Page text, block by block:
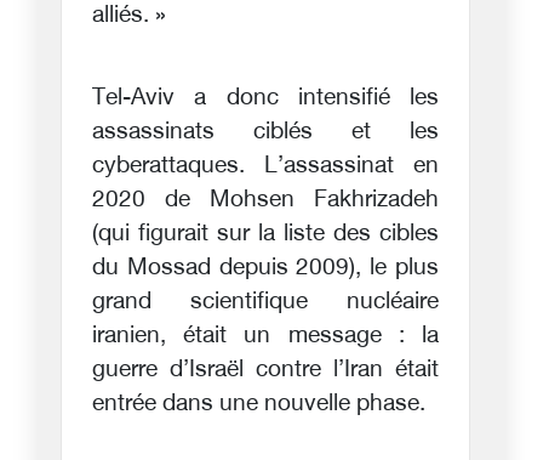
alliés. »
Tel-Aviv a donc intensifié les
assassinats ciblés et les
cyberattaques. L’assassinat en
2020 de Mohsen Fakhrizadeh
(qui figurait sur la liste des cibles
du Mossad depuis 2009), le plus
grand scientifique nucléaire
iranien, était un message : la
guerre d’Israël contre l’Iran était
entrée dans une nouvelle phase.